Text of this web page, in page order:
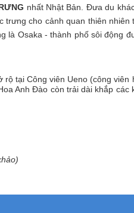
nhất Nhật Bản. Đưa du
cho cảnh quan thiên
là Osaka - thành phố sôi động
tại Công viên Ueno (công
Anh Đào còn trải dài khắp